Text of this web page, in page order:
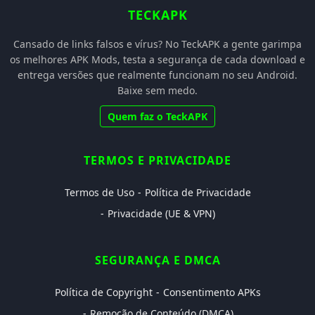
TECKAPK
Cansado de links falsos e vírus? No TeckAPK a gente garimpa
os melhores APK Mods, testa a segurança de cada download e
entrega versões que realmente funcionam no seu Android.
Baixe sem medo.
Quem faz o TeckAPK
TERMOS E PRIVACIDADE
Termos de Uso
Política de Privacidade
Privacidade (UE & VPN)
SEGURANÇA E DMCA
Política de Copyright
Consentimento APKs